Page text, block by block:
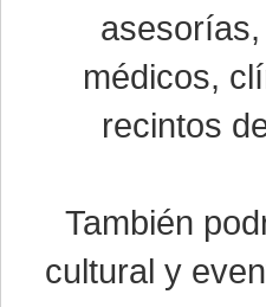
médicos,
recintos
También
cultural y